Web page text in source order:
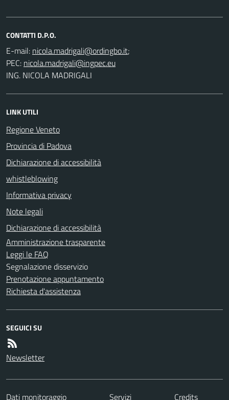
CONTATTI D.P.O.
E-mail:
;
PEC:
ING. NICOLA MADRIGALI
LINK UTILI
Regione Veneto
Provincia di Padova
Dichiarazione di accessibilità
whistleblowing
Informativa privacy
Note legali
Dichiarazione di accessibilità
Amministrazione trasparente
Leggi le FAQ
Segnalazione disservizio
Prenotazione appuntamento
Richiesta d'assistenza
SEGUICI SU
Newsletter
Dati monitoraggio Servizi Credits